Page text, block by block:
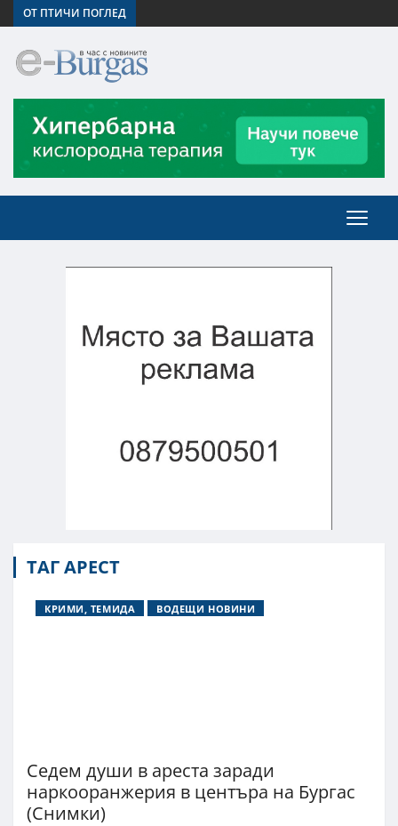
ОТ ПТИЧИ ПОГЛЕД
ТАГ АРЕСТ
КРИМИ, ТЕМИДА ВОДЕЩИ НОВИНИ
Седем души в ареста заради
наркооранжерия в центъра на Бургас
(Снимки)